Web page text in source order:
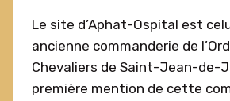
Le site d’Aphat-Ospital est
ancienne commanderie de
Chevaliers de Saint-Jean-de-
première mention de cette